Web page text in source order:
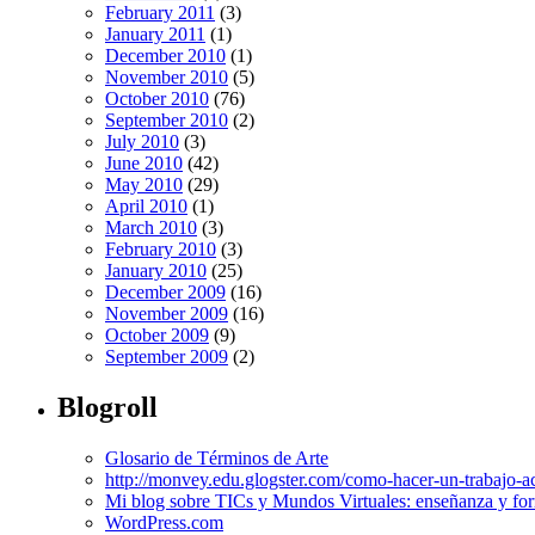
February 2011 (3)
January 2011 (1)
December 2010 (1)
November 2010 (5)
October 2010 (76)
September 2010 (2)
July 2010 (3)
June 2010 (42)
May 2010 (29)
April 2010 (1)
March 2010 (3)
February 2010 (3)
January 2010 (25)
December 2009 (16)
November 2009 (16)
October 2009 (9)
September 2009 (2)
Blogroll
Glosario de Términos de Arte
http://monvey.edu.glogster.com/como-hacer-un-trabajo-
Mi blog sobre TICs y Mundos Virtuales: enseñanza y
WordPress.com